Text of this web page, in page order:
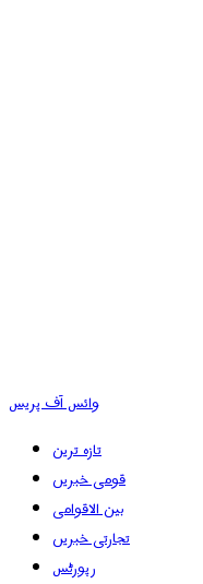
وائس آف پریس
تازہ ترین
قومی خبریں
بین الاقوامی
تجارتی خبریں
رپورٹس